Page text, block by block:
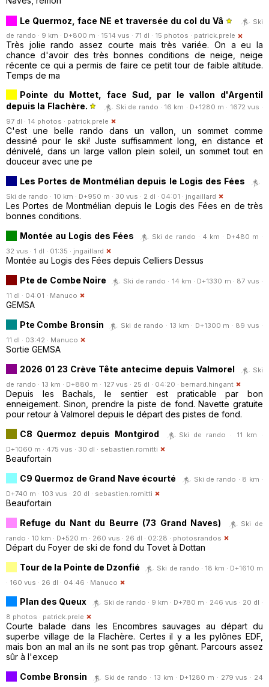
Le Quermoz, face NE et traversée du col du Vâ
Ski
de rando · 9 km · D+800 m · 1514 vus · 71 dl · 15 photos · patrick.prele
Très jolie rando assez courte mais très variée. On a eu la
chance d'avoir des très bonnes conditions de neige, neige
récente ce qui a permis de faire ce petit tour de faible altitude.
Temps de ma
Pointe du Mottet, face Sud, par le vallon d'Argentil
depuis la Flachère.
Ski de rando · 16 km · D+1280 m · 1672 vus ·
97 dl · 14 photos · patrick.prele
C'est une belle rando dans un vallon, un sommet comme
dessiné pour le ski! Juste suffisamment long, en distance et
dénivelé, dans un large vallon plein soleil, un sommet tout en
douceur avec une pe
Les Portes de Montmélian depuis le Logis des Fées
Ski de rando · 10 km · D+950 m · 30 vus · 2 dl · 04:01 · jngaillard
Les Portes de Montmélian depuis le Logis des Fées en de très
bonnes conditions.
Montée au Logis des Fées
Ski de rando · 4 km · D+480 m ·
32 vus · 1 dl · 01:35 · jngaillard
Montée au Logis des Fées depuis Celliers Dessus
Pte de Combe Noire
Ski de rando · 14 km · D+1330 m · 87 vus ·
11 dl · 04:01 · Manuco
GEMSA
Pte Combe Bronsin
Ski de rando · 13 km · D+1300 m · 89 vus ·
11 dl · 03:42 · Manuco
Sortie GEMSA
2026 01 23 Crève Tête antecime depuis Valmorel
Ski
de rando · 13 km · D+880 m · 127 vus · 25 dl · 04:20 · bernard.hingant
Depuis les Bachals, le sentier est praticable par bon
enneigement. Sinon, prendre la piste de fond. Navette gratuite
pour retour à Valmorel depuis le départ des pistes de fond.
C8 Quermoz depuis Montgirod
Ski de rando · 11 km ·
D+1060 m · 475 vus · 30 dl · sebastien.romitti
Beaufortain
C9 Quermoz de Grand Nave écourté
Ski de rando · 8 km ·
D+740 m · 103 vus · 20 dl · sebastien.romitti
Beaufortain
Refuge du Nant du Beurre (73 Grand Naves)
Ski de
rando · 10 km · D+520 m · 260 vus · 26 dl · 02:28 · photosrandos
Départ du Foyer de ski de fond du Tovet à Dottan
Tour de la Pointe de Dzonfié
Ski de rando · 18 km · D+1610 m
· 160 vus · 26 dl · 04:46 · Manuco
Plan des Queux
Ski de rando · 9 km · D+780 m · 246 vus · 20 dl ·
8 photos · patrick.prele
Courte balade dans les Encombres sauvages au départ du
superbe village de la Flachère. Certes il y a les pylônes EDF,
mais bon an mal an ils ne sont pas trop gênant. Parcours assez
sûr à l'excep
Combe Bronsin
Ski de rando · 13 km · D+1280 m · 279 vus · 24